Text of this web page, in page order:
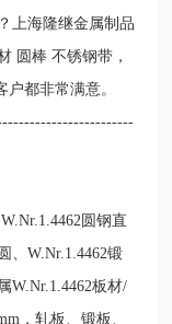
上海隆继金属制品
圆棒 不锈钢带，
都非常满意。
圆钢直
、W.Nr.1.4462锻
W.Nr.1.4462板材/
，轧板、锻板、